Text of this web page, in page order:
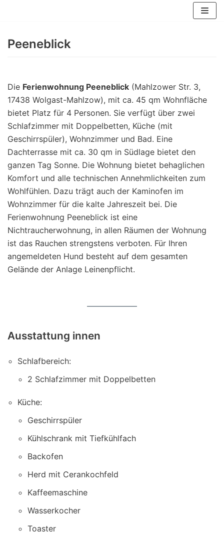
springen
Peeneblick
Die Ferienwohnung Peeneblick (Mahlzower Str. 3,
17438 Wolgast-Mahlzow), mit ca. 45 qm Wohnfläche
bietet Platz für 4 Personen. Sie verfügt über zwei
Schlafzimmer mit Doppelbetten, Küche (mit
Geschirrspüler), Wohnzimmer und Bad. Eine
Dachterrasse mit ca. 30 qm in Südlage bietet den
ganzen Tag Sonne. Die Wohnung bietet behaglichen
Komfort und alle technischen Annehmlichkeiten zum
Wohlfühlen. Dazu trägt auch der Kaminofen im
Wohnzimmer für die kalte Jahreszeit bei. Die
Ferienwohnung Peeneblick ist eine
Nichtraucherwohnung, in allen Räumen der Wohnung
ist das Rauchen strengstens verboten. Für Ihren
angemeldeten Hund besteht auf dem gesamten
Gelände der Anlage Leinenpflicht.
Ausstattung innen
Schlafbereich:
2 Schlafzimmer mit Doppelbetten
Küche:
Geschirrspüler
Kühlschrank mit Tiefkühlfach
Backofen
Herd mit Cerankochfeld
Kaffeemaschine
Wasserkocher
Toaster